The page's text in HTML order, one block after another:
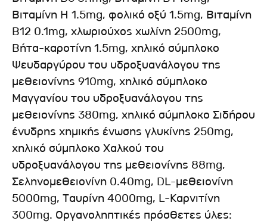
Βιταμίνη H 1.5mg, φολικό οξύ 1.5mg, Βιταμίνη
B12 0.1mg, χλωριούχος χωλίνη 2500mg,
Bήτα-καροτίνη 1.5mg, χηλικό σύμπλοκο
Ψευδαργύρου του υδροξυανάλογου της
μεθειονίνης 910mg, χηλικό σύμπλοκο
Μαγγανίου του υδροξυανάλογου της
μεθειονίνης 380mg, χηλικό σύμπλοκο Σιδήρου
ένυδρης χημικής ένωσης γλυκίνης 250mg,
χηλικό σύμπλοκο Χαλκού του
υδροξυανάλογου της μεθειονίνης 88mg,
Σεληνομεθειονίνη 0.40mg, DL-μεθειονίνη
5000mg, Ταυρίνη 4000mg, L-Καρνιτίνη
300mg. Οργανοληπτικές πρόσθετες ύλες: